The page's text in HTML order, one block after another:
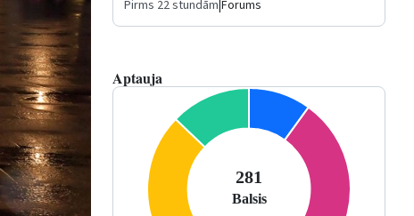
Pirms 22 stundām|Forums
Aptauja